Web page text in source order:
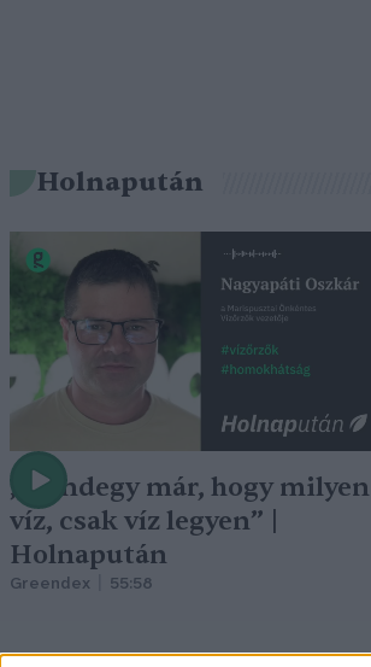
Holnapután
„Mindegy már, hogy milyen
víz, csak víz legyen” |
Holnapután
Greendex 55:58